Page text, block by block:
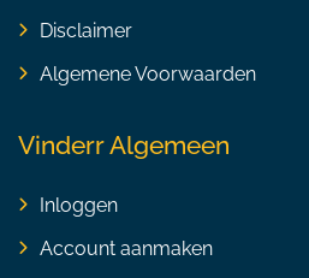
Disclaimer
Algemene Voorwaarden
Vinderr Algemeen
Inloggen
Account aanmaken